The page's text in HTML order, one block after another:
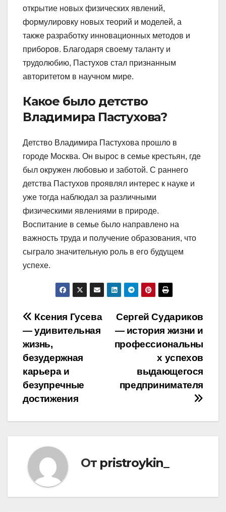
открытие новых физических явлений,
формулировку новых теорий и моделей, а
также разработку инновационных методов и
приборов. Благодаря своему таланту и
трудолюбию, Пастухов стал признанным
авторитетом в научном мире.
Какое было детство
Владимира Пастухова?
Детство Владимира Пастухова прошло в
городе Москва. Он вырос в семье крестьян, где
был окружен любовью и заботой. С раннего
детства Пастухов проявлял интерес к науке и
уже тогда наблюдал за различными
физическими явлениями в природе.
Воспитание в семье было направлено на
важность труда и получение образования, что
сыграло значительную роль в его будущем
успехе.
Навигация
по
записям
Сергей Судариков
— история жизни и
профессиональны
х успехов
выдающегося
предпринимателя
Ксения Гусева
— удивительная
жизнь,
безудержная
карьера и
безупречные
достижения
От pristroykin_